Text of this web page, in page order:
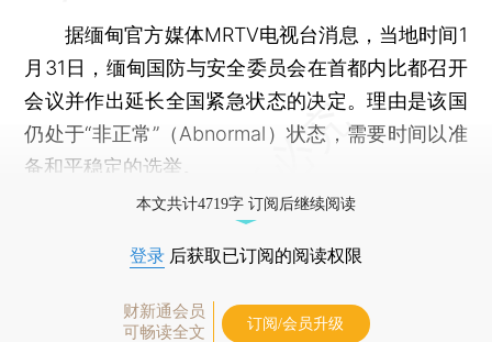
据缅甸官方媒体MRTV电视台消息，当地时间1
月31日，缅甸国防与安全委员会在首都内比都召开
会议并作出延长全国紧急状态的决定。理由是该国
仍处于“非正常”（Abnormal）状态，需要时间以准
备和平稳定的选举。
本文共计4719字 订阅后继续阅读
登录 后获取已订阅的阅读权限
财新通会员
可畅读全文
订阅/会员升级